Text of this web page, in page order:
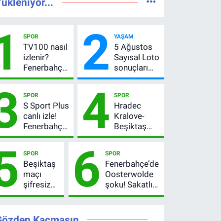
SPOR
TV100 nasıl
izlenir?
Fenerbahçe-
Sturm Graz
şifresiz
canlı yayın
bilgileri
2 YAŞAM
5 Ağustos
Sayısal Loto
sonuçları
açıklandı!
TL devretti
SPOR
S Sport Plus
canlı izle!
Fenerbahçe-
Sturm Graz
izlenir?
4 SPOR
Hradec
Kralove-
Beşiktaş
maçı ne
kaçta?
Şifresiz
UEFA
Avrupa Ligi
3. Ön Eleme
SPOR
Beşiktaş
maçı
şifresiz
mi?
Kralove-
6 SPOR
Fenerbahçe’de
Oosterwolde
şoku! Sakatlığı
ciddi mi, kaç